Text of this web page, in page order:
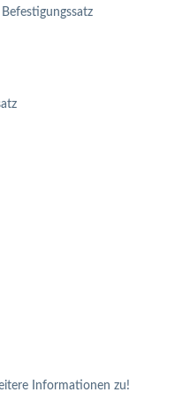
Informationen zu!